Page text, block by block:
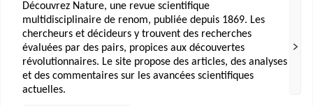
diversité et la profondeur de la recherche contemporaine.
OpenEdition, quant à lui, élargit l'accès aux travaux en
sciences humaines et sociales, soulignant l'importance de la
multidisciplinarité dans le paysage scientifique actuel.
Découvrez Nature, une revue scientifique
multidisciplinaire de renom, publiée depuis 1869. Les
chercheurs et décideurs y trouvent des recherches
évaluées par des pairs, propices aux découvertes
révolutionnaires. Le site propose des articles, des analyses
et des commentaires sur les avancées scientifiques
actuelles.